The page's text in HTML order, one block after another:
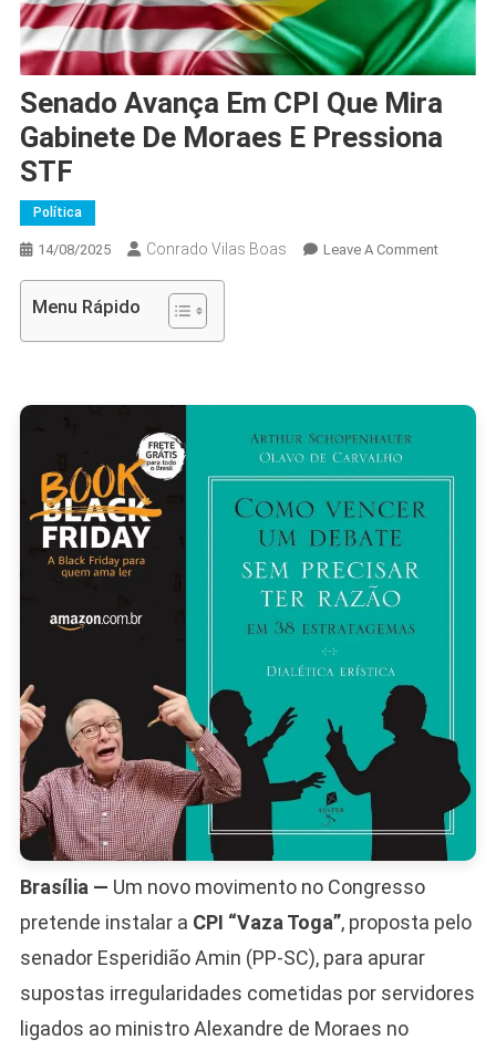
Senado Avança Em CPI Que Mira
Gabinete De Moraes E Pressiona
STF
Política
14/08/2025 Conrado Vilas Boas Leave A CommentOn
Moraes
Menu Rápido
Brasília — Um novo movimento no Congresso
pretende instalar a CPI “Vaza Toga”, proposta pelo
senador Esperidião Amin (PP-SC), para apurar
supostas irregularidades cometidas por servidores
ligados ao ministro Alexandre de Moraes no